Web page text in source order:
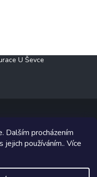
Dalším procházením
používáním.. Více
U Ševce
. Všechna práva vyhrazena.
.